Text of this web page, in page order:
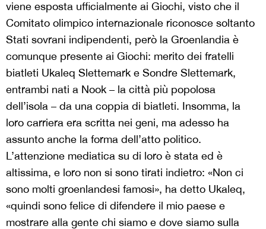
viene esposta ufficialmente ai Giochi, visto che il
Comitato olimpico internazionale riconosce soltanto
Stati sovrani indipendenti, però la Groenlandia è
comunque presente ai Giochi: merito dei fratelli
biatleti Ukaleq Slettemark e Sondre Slettemark,
entrambi nati a Nook – la città più popolosa
dell’isola – da una coppia di biatleti. Insomma, la
loro carriera era scritta nei geni, ma adesso ha
assunto anche la forma dell’atto politico.
L’attenzione mediatica su di loro è stata ed è
altissima, e loro non si sono tirati indietro: «Non ci
sono molti groenlandesi famosi», ha detto Ukaleq,
«quindi sono felice di difendere il mio paese e
mostrare alla gente chi siamo e dove siamo sulla